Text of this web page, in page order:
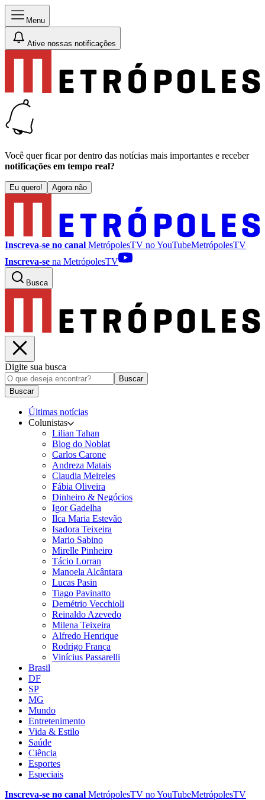
Menu
Ative nossas notificações
Você quer ficar por dentro das notícias mais importantes e receber
notificações em tempo real?
Eu quero! Agora não
Inscreva-se no canal MetrópolesTV noYouTubeMetrópolesTV
Inscreva-se na MetrópolesTV
Busca
Digite sua busca
Buscar
Buscar
Últimas notícias
Colunistas
Lilian Tahan
Blog do Noblat
Carlos Carone
Andreza Matais
Claudia Meireles
Fábia Oliveira
Dinheiro & Negócios
Igor Gadelha
Ilca Maria Estevão
Isadora Teixeira
Mario Sabino
Mirelle Pinheiro
Tácio Lorran
Manoela Alcântara
Lucas Pasin
Tiago Pavinatto
Demétrio Vecchioli
Reinaldo Azevedo
Milena Teixeira
Alfredo Henrique
Rodrigo França
Vinícius Passarelli
Brasil
DF
SP
MG
Mundo
Entretenimento
Vida & Estilo
Saúde
Ciência
Esportes
Especiais
Inscreva-se no canal MetrópolesTV noYouTubeMetrópolesTV